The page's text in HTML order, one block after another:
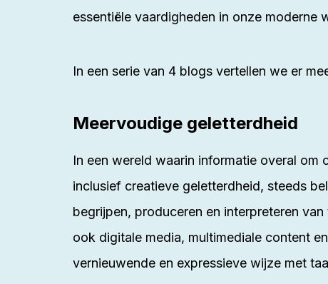
essentiële vaardigheden in onze moderne
In een serie van 4 blogs vertellen we er
Meervoudige geletterdheid
In een wereld waarin informatie overal
inclusief creatieve geletterdheid, steeds
begrijpen, produceren en interpreteren
ook digitale media, multimediale content
vernieuwende en expressieve wijze met